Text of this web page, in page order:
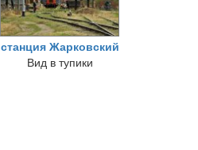
станция Жарковский
Вид в тупики